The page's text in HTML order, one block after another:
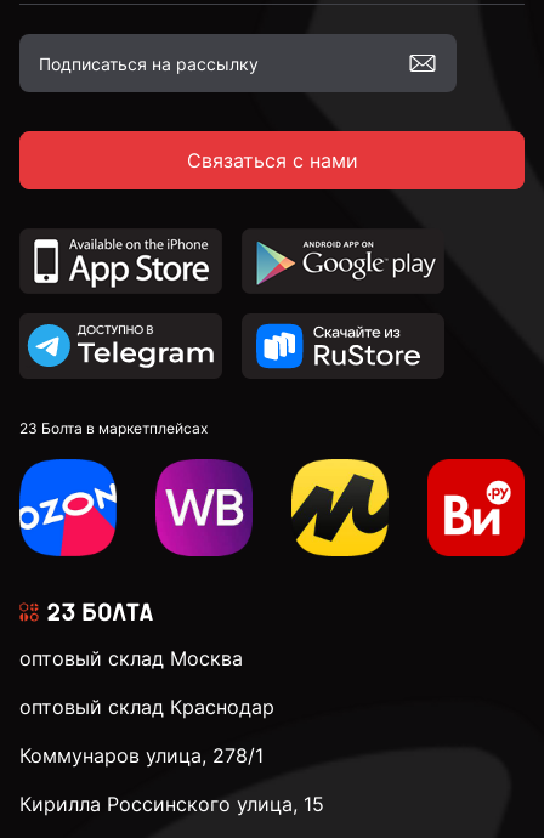
2,5 мм
2,7 мм
2,8 мм
2,9 мм
3 мм
3,3 мм
Связаться с нами
23 Болта в маркетплейсах
оптовый склад Москва
оптовый склад Краснодар
Коммунаров улица, 278/1
Кирилла Россинского улица, 15